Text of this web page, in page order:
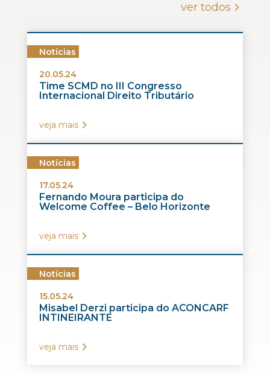
ver todos
Notícias
20.05.24
Time SCMD no III Congresso
Internacional Direito Tributário
veja mais
Notícias
17.05.24
Fernando Moura participa do
Welcome Coffee – Belo Horizonte
veja mais
Notícias
15.05.24
Misabel Derzi participa do ACONCARF
INTINEIRANTE
veja mais